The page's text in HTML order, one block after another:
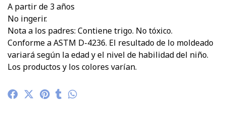
A partir de 3 años
No ingerir.
Nota a los padres: Contiene trigo. No tóxico.
Conforme a ASTM D-4236. El resultado de lo moldeado
variará según la edad y el nivel de habilidad del niño.
Los productos y los colores varían.